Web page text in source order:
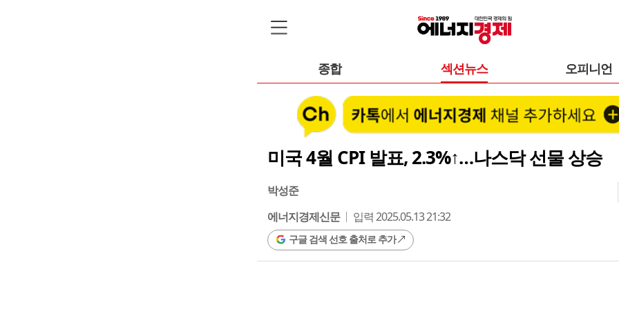
종합 섹션뉴스 오피니언
미국 4월 CPI 발표, 2.3%↑…나스닥 선물 상승
박성준
에너지경제신문
입력 2025.05.13 21:32
구글 검색 선호 출처로 추가